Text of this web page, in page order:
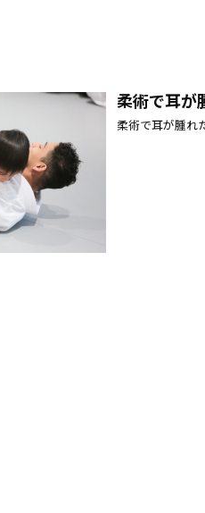
柔術で耳が
柔術で耳が腫れ